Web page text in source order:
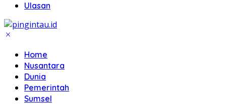
Ulasan
Home
Nusantara
Dunia
Pemerintah
Sumsel